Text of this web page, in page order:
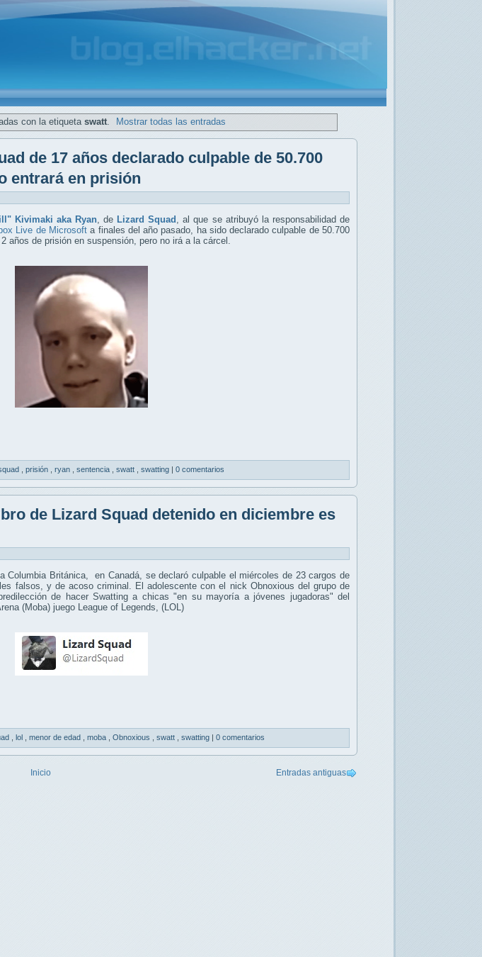
con la etiqueta swatt. Mostrar todas las entradas
de 17 años declarado culpable de 50.700
entrará en prisión
Kivimaki aka Ryan, de Lizard Squad , al que se atribuyó la responsabilidad de
Live de Microsoft a finales del año pasado, ha sido declarado culpable de 50.700
años de prisión en suspensión, pero no irá a la cárcel.
prisión ryan sentencia swatt swatting | 0 comentarios
de Lizard Squad detenido en diciembre es
Columbia Británica, en Canadá, se declaró culpable el miércoles de 23 cargos de
falsos, y de acoso criminal. El adolescente con el nick Obnoxious del grupo de
de hacer Swatting a chicas "en su mayoría a jóvenes jugadoras" del
(Moba) juego League of Legends, (LOL)
lol menor de edad moba Obnoxious swatt swatting 0 comentarios
Entradas antiguas
Inicio